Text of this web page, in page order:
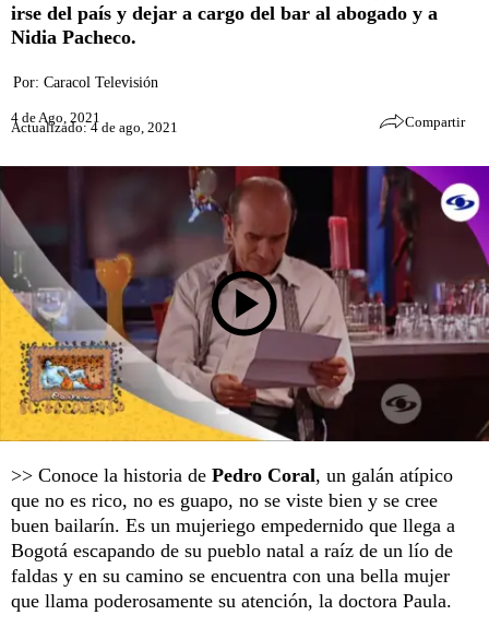
irse del país y dejar a cargo del bar al abogado y a
Nidia Pacheco.
Por: Caracol Televisión
4 de Ago, 2021
Actualizado: 4 de ago, 2021 Compartir
>> Conoce la historia de Pedro Coral, un galán atípico
que no es rico, no es guapo, no se viste bien y se cree
buen bailarín. Es un mujeriego empedernido que llega a
Bogotá escapando de su pueblo natal a raíz de un lío de
faldas y en su camino se encuentra con una bella mujer
que llama poderosamente su atención, la doctora Paula.